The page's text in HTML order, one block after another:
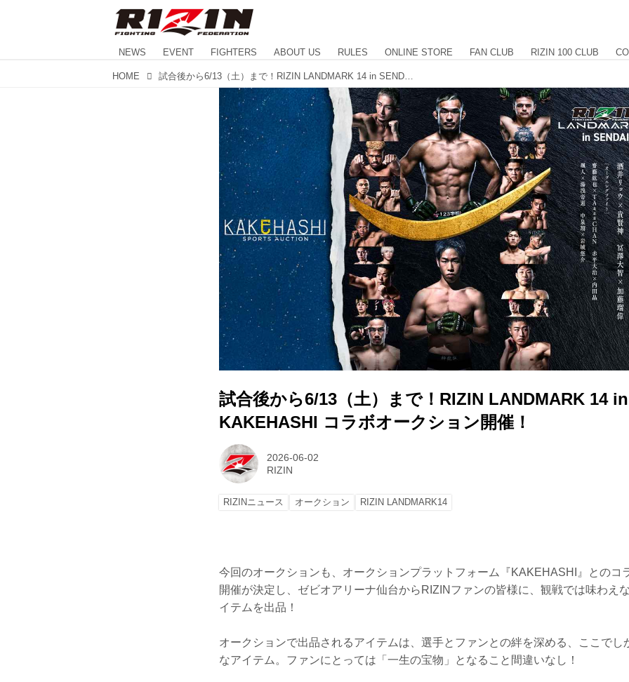
NEWS EVENT FIGHTERS ABOUT US RULES ONLINE STORE FAN CLUB RIZIN 100 CLUB
HOME
試合後から6/13（土）まで！RIZIN LANDMARK 14
KAKEHASHI コラボオークション開催！
2026-06-02
RIZIN
RIZINニュース オークション RIZIN LANDMARK14
今回のオークションも、オークションプラットフォーム『KAKEHASHI』とのコ
開催が決定し、ゼビオアリーナ仙台からRIZINファンの皆様に、観戦では味わえ
イテムを出品！
オークションで出品されるアイテムは、選手とファンとの絆を深める、ここでし
なアイテム。ファンにとっては「一生の宝物」となること間違いなし！